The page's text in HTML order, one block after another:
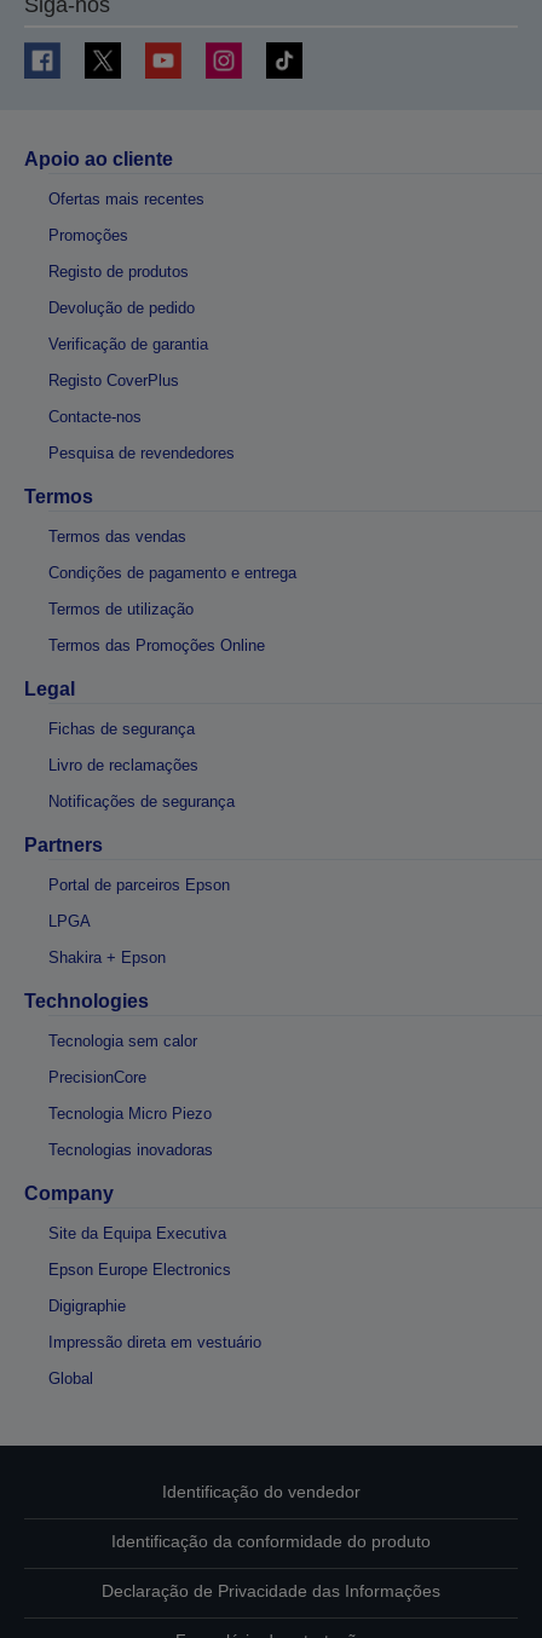
Siga-nos
Apoio ao cliente
Ofertas mais recentes
Promoções
Registo de produtos
Devolução de pedido
Verificação de garantia
Registo CoverPlus
Contacte-nos
Pesquisa de revendedores
Termos
Termos das vendas
Condições de pagamento e entrega
Termos de utilização
Termos das Promoções Online
Legal
Fichas de segurança
Livro de reclamações
Notificações de segurança
Partners
Portal de parceiros Epson
LPGA
Shakira + Epson
Technologies
Tecnologia sem calor
PrecisionCore
Tecnologia Micro Piezo
Tecnologias inovadoras
Company
Site da Equipa Executiva
Epson Europe Electronics
Digigraphie
Impressão direta em vestuário
Global
Identificação do vendedor
Identificação da conformidade do produto
Declaração de Privacidade das Informações